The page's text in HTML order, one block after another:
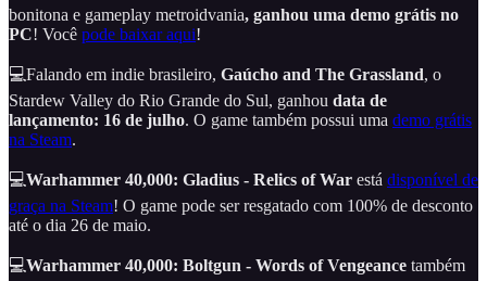
bonitona e gameplay metroidvania, ganhou uma demo grátis no
PC! Você pode baixar aqui!
💻Falando em indie brasileiro, Gaúcho and The Grassland, o
Stardew Valley do Rio Grande do Sul, ganhou data de
lançamento: 16 de julho. O game também possui uma demo grátis
na Steam.
💻Warhammer 40,000: Gladius - Relics of War está disponível de
graça na Steam! O game pode ser resgatado com 100% de desconto
até o dia 26 de maio.
💻Warhammer 40,000: Boltgun - Words of Vengeance também